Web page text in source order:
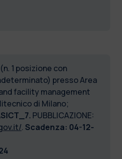
(n. 1 posizione con
presso Area
facility management
di Milano;
PUBBLICAZIONE:
. Scadenza: 04-12-